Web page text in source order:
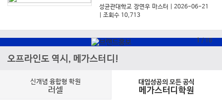
성균관대학교 장연우 마스터
| 2026-06-21
| 조회수 10,713
1 / 10
오프라인도 역시, 메가스터디!
신개념 융합형 학원
러셀
대입성공의 모든 공식
메가스터디학원